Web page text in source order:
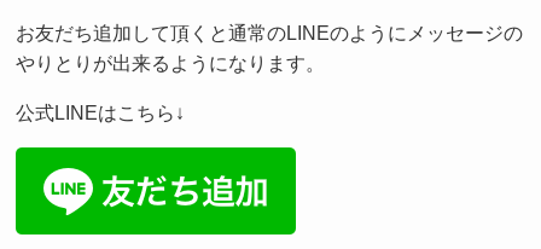
お友だち追加して頂くと通常のLINEのようにメッセージの
やりとりが出来るようになります。
公式LINEはこちら↓